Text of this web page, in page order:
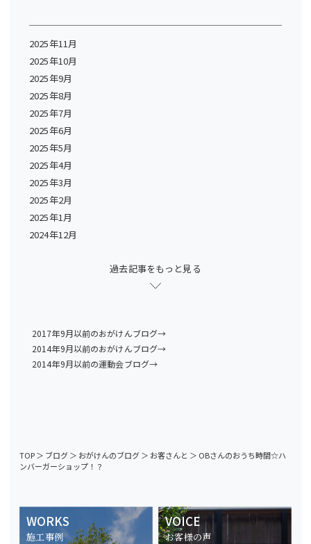
2025年11月
2025年10月
2025年9月
2025年8月
2025年7月
2025年6月
2025年5月
2025年4月
2025年3月
2025年2月
2025年1月
2024年12月
過去記事をもっと見る
2017年9月以前のおがけんブログ→
2014年9月以前のおがけんブログ→
2014年9月以前の運動会ブログ→
TOP＞ ブログ＞ おがけんのブログ＞ お客さんと ＞ OBさんのおうち時間☆ハ
ンバーガーショップ！？
WORKS
施工事例
VOICE
お客様の声